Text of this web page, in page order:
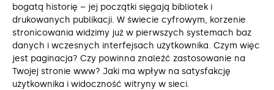
bogatą historię – jej początki sięgają bibliotek i
drukowanych publikacji. W świecie cyfrowym, korzenie
stronicowania widzimy już w pierwszych systemach baz
danych i wczesnych interfejsach użytkownika. Czym więc
jest paginacja? Czy powinna znaleźć zastosowanie na
Twojej stronie www? Jaki ma wpływ na satysfakcję
użytkownika i widoczność witryny w sieci.